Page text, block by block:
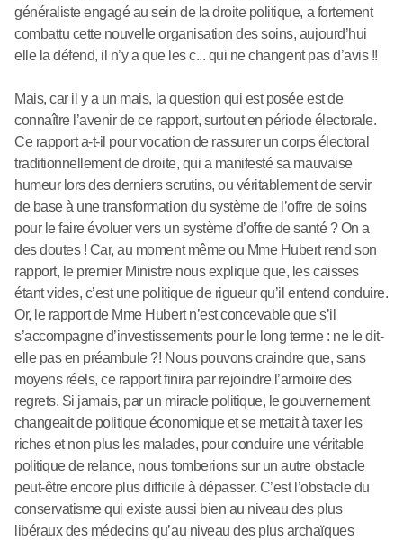
généraliste engagé au sein de la droite politique, a fortement
combattu cette nouvelle organisation des soins, aujourd’hui
elle la défend, il n’y a que les c... qui ne changent pas d’avis !!
Mais, car il y a un mais, la question qui est posée est de
connaître l’avenir de ce rapport, surtout en période électorale.
Ce rapport a-t-il pour vocation de rassurer un corps électoral
traditionnellement de droite, qui a manifesté sa mauvaise
humeur lors des derniers scrutins, ou véritablement de servir
de base à une transformation du système de l’offre de soins
pour le faire évoluer vers un système d’offre de santé ? On a
des doutes ! Car, au moment même ou Mme Hubert rend son
rapport, le premier Ministre nous explique que, les caisses
étant vides, c’est une politique de rigueur qu’il entend conduire.
Or, le rapport de Mme Hubert n’est concevable que s’il
s’accompagne d’investissements pour le long terme : ne le dit-
elle pas en préambule ?! Nous pouvons craindre que, sans
moyens réels, ce rapport finira par rejoindre l’armoire des
regrets. Si jamais, par un miracle politique, le gouvernement
changeait de politique économique et se mettait à taxer les
riches et non plus les malades, pour conduire une véritable
politique de relance, nous tomberions sur un autre obstacle
peut-être encore plus difficile à dépasser. C’est l’obstacle du
conservatisme qui existe aussi bien au niveau des plus
libéraux des médecins qu’au niveau des plus archaïques